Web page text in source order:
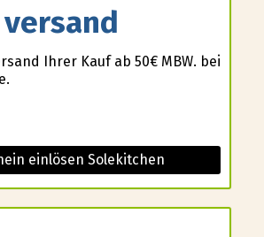
versand
Ihrer Kauf ab 50€ MBW. bei
einlösen Solekitchen